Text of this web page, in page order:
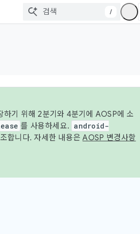
/
기 위해 2분기와 4분기에 AOSP에 소
를 사용하세요. android-
합니다. 자세한 내용은AOSP 변경사항